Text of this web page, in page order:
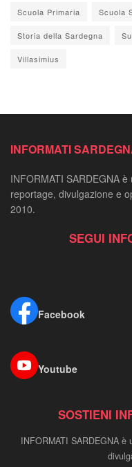
Scuola Primaria Scuola
Storia della Sardegna
Villasimius
INFORMATI
INFORMATI SARDEGNA
reportage, divulgazione e
2010.
SEGUI
Facebook
Youtube
SOSTIENI
INFORMATI SARDEGNA